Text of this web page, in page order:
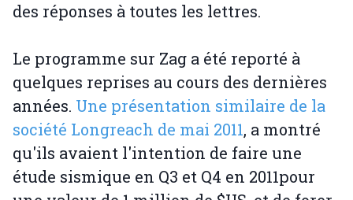
des réponses à toutes les lettres.
Le programme sur Zag a été reporté à
quelques reprises au cours des dernières
années. Une présentation similaire de la
société Longreach de mai 2011, a montré
qu'ils avaient l'intention de faire une
étude sismique en Q3 et Q4 en 2011pour